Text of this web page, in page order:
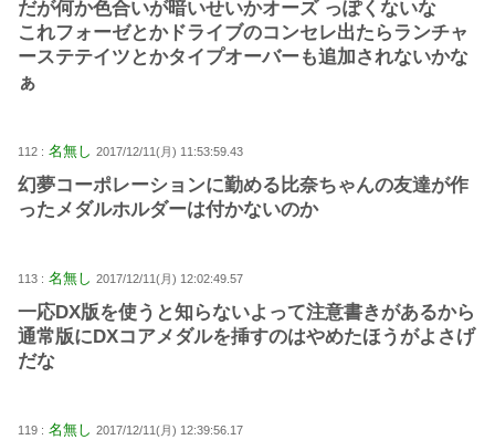
だが何か色合いが暗いせいかオーズ っぽくないな
これフォーゼとかドライブのコンセレ出たらランチャ
ーステテイツとかタイプオーバーも追加されないかな
ぁ
112 : 名無し 2017/12/11(月) 11:53:59.43
幻夢コーポレーションに勤める比奈ちゃんの友達が作
ったメダルホルダーは付かないのか
113 : 名無し 2017/12/11(月) 12:02:49.57
一応DX版を使うと知らないよって注意書きがあるから
通常版にDXコアメダルを挿すのはやめたほうがよさげ
だな
119 : 名無し 2017/12/11(月) 12:39:56.17